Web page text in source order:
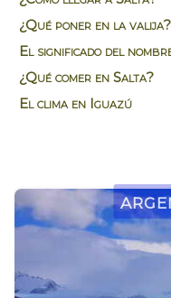
¿Qué poner en la valija?
El significado del
¿Qué comer en Salta?
El clima en Iguazú